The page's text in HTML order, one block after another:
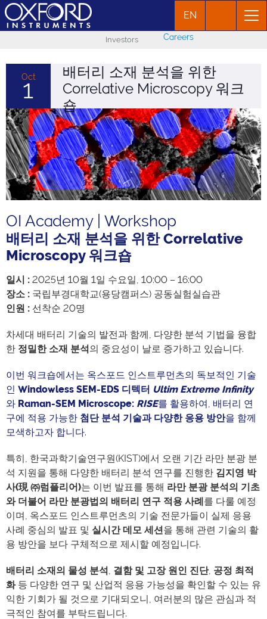
EN
Investors Careers
Oct
1
배터리 소재 분석을 위한
Correlative Microscopy 워크
숍
OI Academy | Workshop
배터리 소재 분석을 위한 Correlative
Microscopy 워크숍
일시 : 2025년 10월 1일 수요일, 10:00 – 16:00
장소 : 국립부경대학교(용당캠퍼스) 공동실험실습관
인원 : 선착순 20명
차세대 배터리 기술의 발전과 함께, 다양한 분석 기법을 융합
한 정밀한 소재 분석의 중요성이 날로 증가하고 있습니다.
이번 워크숍에서는 옥스포드 인스트루먼츠의 독보적인 기술
인 Windowless SEM-EDS 디텍터 Ultim Extreme Infinity
와 Raman-SEM Microscope: RISE를 활용하여, 배터리 연
구에 적용 가능한 첨단 분석 기술과 다양한 응용 방안을 함께
모색하고자 합니다.
특히, 한국과학기술연구원(KIST)에서 오랜 기간 라만 분광 분
석 지원을 통해 다양한 배터리 분석 연구를 진행한 김지영 박
사(現 ㈜럼플리어)는 이번 발표를 통해 라만 분광 분석의 기초
와 더불어 라만 분광법의 배터리 연구 적용 사례를 다룰 예정
이며, 옥스포드 인스트루먼츠의 기술 전문가들이 실제 응용
사례 중심의 발표 및 실시간 데모 세션을 통해 관련 기술의 활
용 방안을 보다 구체적으로 제시할 예정입니다.
배터리 소재의 물성 분석, 결함 및 고장 원인 진단, 공정 최적
화등 다양한 연구 및 산업적 응용 가능성을 확인할 수 있는 유
익한 기회가 될 것으로 기대되오니, 여러분의 많은 관심과 적
극적인 참여를 부탁드립니다.